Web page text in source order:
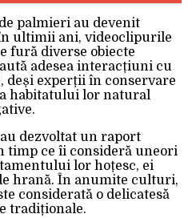
palmieri au devenit
ultimii ani, videoclipurile
fură diverse obiecte
adesea interacțiuni cu
deși experții în conservare
habitatului lor natural
dezvoltat un raport
timp ce îi consideră uneori
lor hoțesc, ei
hrană. În anumite culturi,
considerată o delicatesă
tradiționale.